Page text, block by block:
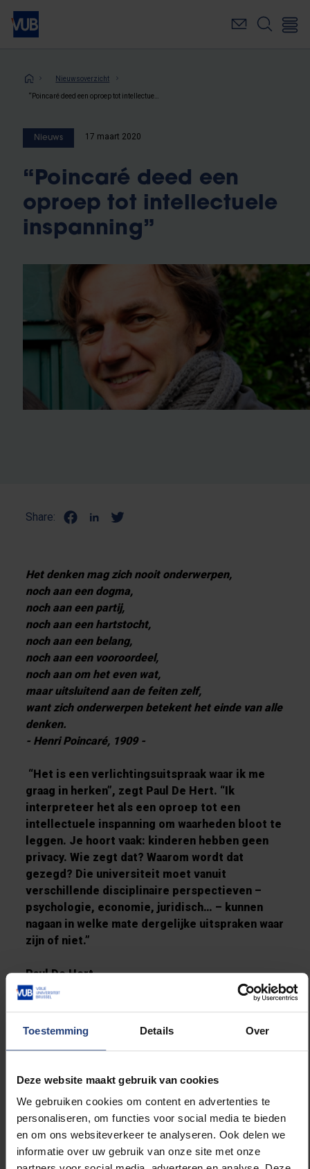
Toestemming Details Over
Deze website maakt gebruik van cookies
We gebruiken cookies om content en advertenties te
personaliseren, om functies voor social media te bieden
en om ons websiteverkeer te analyseren. Ook delen we
informatie over uw gebruik van onze site met onze
Overslaan
naar
inhoudKruimelpad
Nieuwsoverzicht
Nieuws 17 maart 2020
“Poincaré deed een
oproep tot intellectuele
inspanning”
Share:
Het denken mag zich nooit onderwerpen,
noch aan een dogma,
noch aan een partij,
noch aan een hartstocht,
noch aan een belang,
noch aan een vooroordeel,
noch aan om het even wat,
maar uitsluitend aan de feiten zelf,
want zich onderwerpen betekent het einde van alle
denken.
- Henri Poincaré, 1909 -
“Het is een verlichtingsuitspraak waar ik me
graag in herken”, zegt Paul De Hert. “Ik
interpreteer het als een oproep tot een
intellectuele inspanning om waarheden bloot te
leggen. Je hoort vaak: kinderen hebben geen
privacy. Wie zegt dat? Waarom wordt dat
gezegd? Die universiteit moet vanuit
verschillende disciplinaire perspectieven –
psychologie, economie, juridisch… – kunnen
nagaan in welke mate dergelijke uitspraken waar
zijn of niet.”
Paul De Hert
Professor Paul De Hert
doceert onder meer
zich vooral op de domeinen privacy en
Professor De Herdt is ook organisator van
Computers, Privacy & Data Protection (CPDP),
de grootste digitale conferentie over digitale
veiligheid.